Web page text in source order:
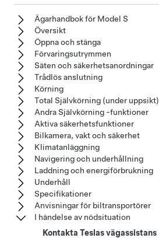
Ägarhandbok för Model S
Översikt
Öppna och stänga
Förvaringsutrymmen
Säten och säkerhetsanordningar
Trådlös anslutning
Körning
Total Självkörning (under uppsikt)
Andra Självkörning -funktioner
Aktiva säkerhetsfunktioner
Bilkamera, vakt och säkerhet
Klimatanläggning
Navigering och underhållning
Laddning och energiförbrukning
Underhåll
Specifikationer
Anvisningar för biltransportörer
I händelse av nödsituation
Kontakta Teslas vägassistans